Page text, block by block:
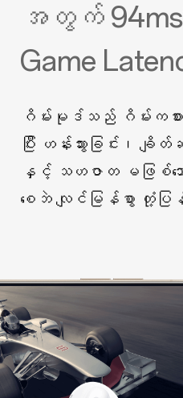
အတွက်
Game
ဂိမ်းမုဒ်သည် ဂိမ်းကစာ
ပြီး ဟန်းသွားခြင်း၊ ခ
နှင့် သဟဇာတ မဖြစ်သ
စေဘဲ လျင်မြန်စွာ တုံ့ပ